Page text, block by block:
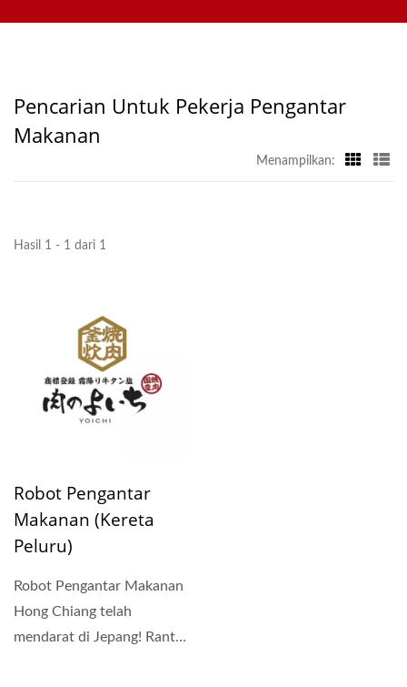
Pabrikan Pita Pengantar
Pencarian Untuk Pekerja Pengantar
Makanan
Menampilkan:
Hasil 1 - 1 dari 1
Robot Pengantar
Makanan (Kereta
Peluru)
Robot Pengantar Makanan
Hong Chiang telah
mendarat di Jepang! Rantai